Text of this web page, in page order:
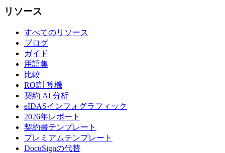
リソース
すべてのリソース
ブログ
ガイド
用語集
比較
ROI計算機
契約 AI 分析
eIDASインフォグラフィック
2026年レポート
契約書テンプレート
プレミアムテンプレート
DocuSignの代替